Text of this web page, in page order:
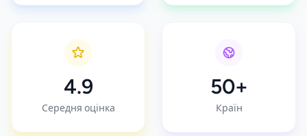
4.9
Середня оцінка
50+
Країн